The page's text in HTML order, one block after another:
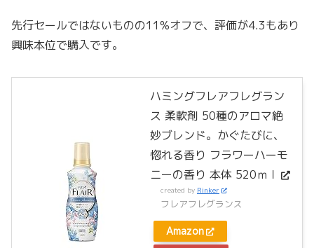
先行セールではないものの11%オフで、評価が4.3もあり
興味本位で購入です。
ハミングフレアフレグラン
ス 柔軟剤 50種のアロマ絶
妙ブレンド。かぐたびに、
惚れる香り フラワーハーモ
ニーの香り 本体 520ｍｌ
created by Rinker
フレアフレグランス
Amazon